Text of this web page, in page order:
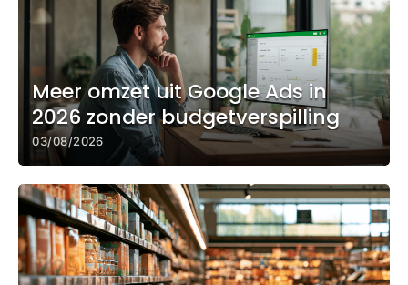
Meer omzet uit Google Ads in
2026 zonder budgetverspilling
03/08/2026